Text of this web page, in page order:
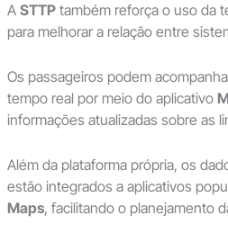
A STTPtambém reforça o uso da
para melhorar a relação entre
Os passageiros podem
tempo real por meio do aplicativo
informações atualizadas sobre as
Além da plataforma própria, os
estão integrados a aplicativos
Maps, facilitando o planejamento